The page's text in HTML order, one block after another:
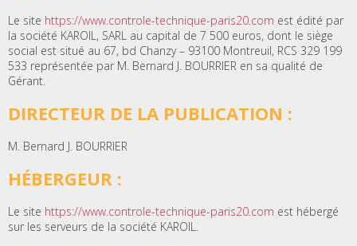
Le site https://www.controle-technique-paris20.com est édité par
la société KAROIL, SARL au capital de 7 500 euros, dont le siège
social est situé au 67, bd Chanzy – 93100 Montreuil, RCS 329 199
533 représentée par M. Bernard J. BOURRIER en sa qualité de
Gérant.
DIRECTEUR DE LA PUBLICATION :
M. Bernard J. BOURRIER
HÉBERGEUR :
Le site https://www.controle-technique-paris20.com est hébergé
sur les serveurs de la société KAROIL.